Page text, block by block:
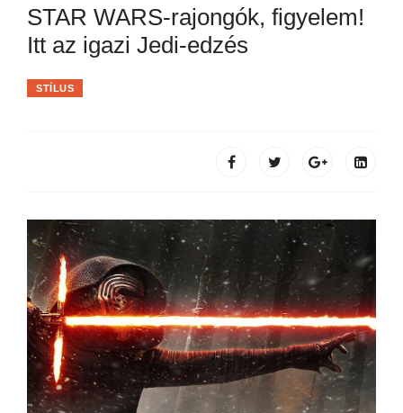
STAR WARS-rajongók, figyelem!
Itt az igazi Jedi-edzés
STÍLUS